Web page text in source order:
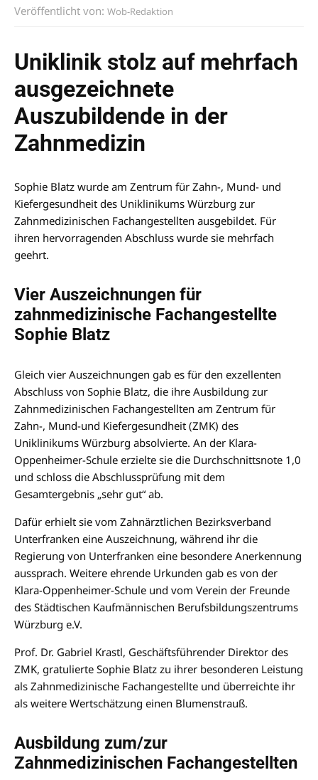
Veröffentlicht von: Wob-Redaktion
Uniklinik stolz auf mehrfach
ausgezeichnete
Auszubildende in der
Zahnmedizin
Sophie Blatz wurde am Zentrum für Zahn-, Mund- und
Kiefergesundheit des Uniklinikums Würzburg zur
Zahnmedizinischen Fachangestellten ausgebildet. Für
ihren hervorragenden Abschluss wurde sie mehrfach
geehrt.
Vier Auszeichnungen für
zahnmedizinische Fachangestellte
Sophie Blatz
Gleich vier Auszeichnungen gab es für den exzellenten
Abschluss von Sophie Blatz, die ihre Ausbildung zur
Zahnmedizinischen Fachangestellten am Zentrum für
Zahn-, Mund-und Kiefergesundheit (ZMK) des
Uniklinikums Würzburg absolvierte. An der Klara-
Oppenheimer-Schule erzielte sie die Durchschnittsnote 1,0
und schloss die Abschlussprüfung mit dem
Gesamtergebnis „sehr gut“ ab.
Dafür erhielt sie vom Zahnärztlichen Bezirksverband
Unterfranken eine Auszeichnung, während ihr die
Regierung von Unterfranken eine besondere Anerkennung
aussprach. Weitere ehrende Urkunden gab es von der
Klara-Oppenheimer-Schule und vom Verein der Freunde
des Städtischen Kaufmännischen Berufsbildungszentrums
Würzburg e.V.
Prof. Dr. Gabriel Krastl, Geschäftsführender Direktor des
ZMK, gratulierte Sophie Blatz zu ihrer besonderen Leistung
als Zahnmedizinische Fachangestellte und überreichte ihr
als weitere Wertschätzung einen Blumenstrauß.
Ausbildung zum/zur
Zahnmedizinischen Fachangestellten